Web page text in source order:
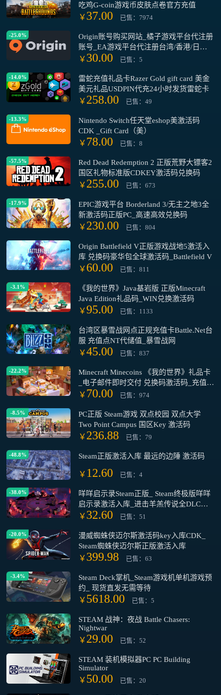
吃鸡G-coin游戏币皮肤点卷官方充值
￥ 37.00 已售：7974
-25.0%
Origin账号购买网站_橘子游戏平台代注册
账号_EA游戏平台代注册台湾/香港/日本/
美国/俄罗斯/欧洲账号
￥ 30.00 已售：5
-14.0%
雷蛇充值礼品卡Razer Gold gift card 美金
美元礼品USDPIN代充24小时发货雷蛇卡
￥ 258.00 已售：49
-13.3%
Nintendo Switch任天堂eshop美激活码
CDK _Gift Card（美）
￥ 78.00 已售：8
-57.5%
Red Dead Redemption 2 正版荒野大镖客2
国区礼物标准版CDKEY激活码兑换码
￥ 255.00 已售：673
-17.9%
EPIC游戏平台 Borderland 3/无主之地3全
新激活码正版PC_高速高效兑换码
￥ 230.00 已售：804
Origin Battlefield V正版游戏战地5激活入
库 兑换码豪华包全球激活码_Battlefield V
￥ 60.00 已售：811
-3.1%
《我的世界》Java基岩版 正版Minecraft
Java Edition礼品码_WIN兑换激活码
￥95.00 已售：1133
台湾区暴雪战网点正规充值卡Battle.Net台
服 充值点NT代储值_暴雪战网
￥45.00 已售：837
-22.2%
Minecraft Minecoins 《我的世界》礼品卡
_电子邮件即时交付 兑换码激活码_充值卡
CDK
￥ 70.00 已售：974
-8.5%
PC正版 Steam游戏 双点校园 双点大学
Two Point Campus 国区Key 激活码
￥ 236.88 已售：79
-48.8% Steam正版激活入库 最远的边陲 激活码
￥ 12.60 已售：4
-38.0%
咩咩启示录Steam正版_ Steam终极版咩咩
启示录激活入库_进击羊羔传说全DLC
（Steam游戏）
￥ 32.60 已售：51
-20.0%
漫威蜘蛛侠迈尔斯激活码key入库CDK_
Steam蜘蛛侠迈尔斯正版激活入库
￥ 399.98 已售：63
-3.4%
Steam Deck掌机_Steam游戏机单机游戏预
约_ 现货直发无需等待
￥ 5618.00 已售：5
STEAM 战神：夜战 Battle Chasers:
Nightwar
￥ 29.00 已售：52
STEAM 装机模拟器PC PC Building
Simulator
￥ 50.00 已售：20